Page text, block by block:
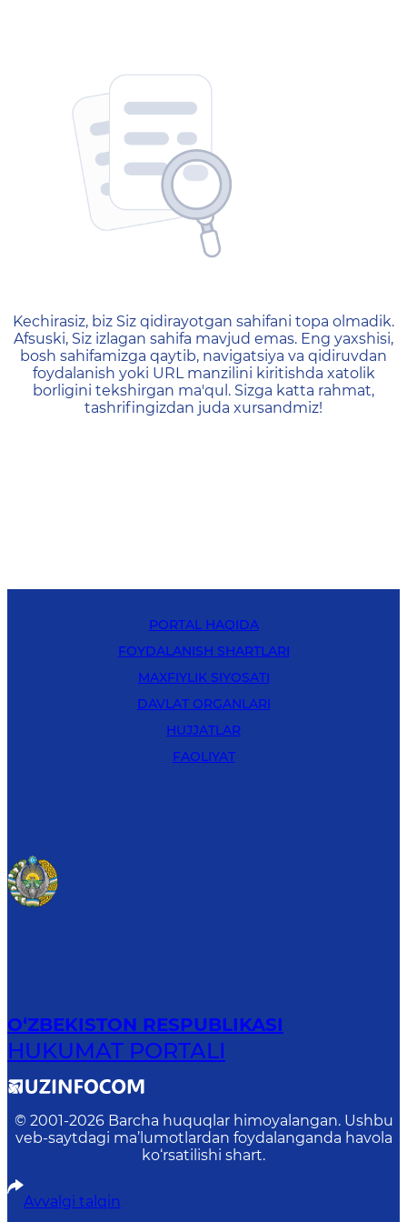
404 — Страница не
Kechirasiz, biz Siz qidirayotgan sahifani topa olmadik.
Afsuski, Siz izlagan sahifa mavjud emas. Eng yaxshisi,
bosh sahifamizga qaytib, navigatsiya va qidiruvdan
foydalanish yoki URL manzilini kiritishda xatolik
borligini tekshirgan ma'qul. Sizga katta rahmat,
tashrifingizdan juda xursandmiz!
PORTAL HAQIDA
FOYDALANISH SHARTLARI
MAXFIYLIK SIYOSATI
DAVLAT ORGANLARI
HUJJATLAR
FAOLIYAT
O‘ZBEKISTON RESPUBLIKASI
HUKUMAT PORTALI
© 2001-2026 Barcha huquqlar himoyalangan. Ushbu
veb-saytdagi ma’lumotlardan foydalanganda havola
ko‘rsatilishi shart.
Avvalgi talqin